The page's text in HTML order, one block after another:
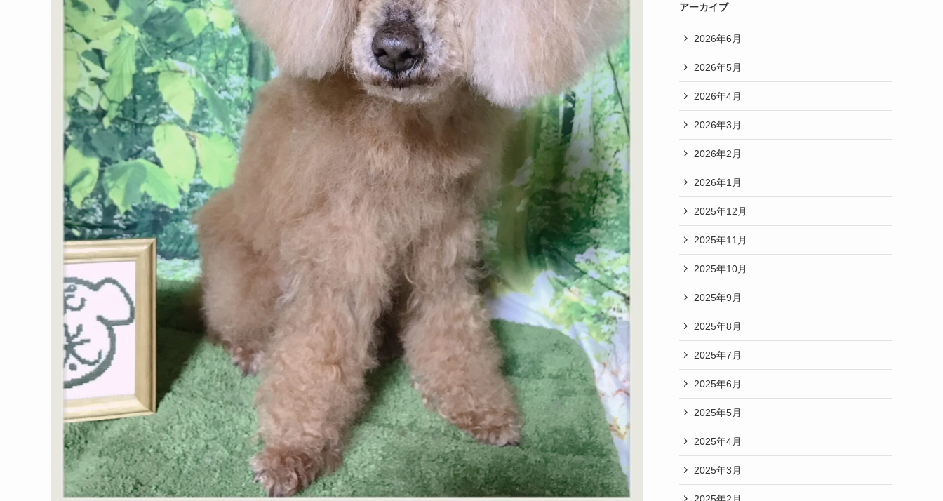
アーカイブ
2026年6月
2026年5月
2026年4月
2026年3月
2026年2月
2026年1月
2025年12月
2025年11月
2025年10月
2025年9月
2025年8月
2025年7月
2025年6月
2025年5月
2025年4月
2025年3月
2025年2月